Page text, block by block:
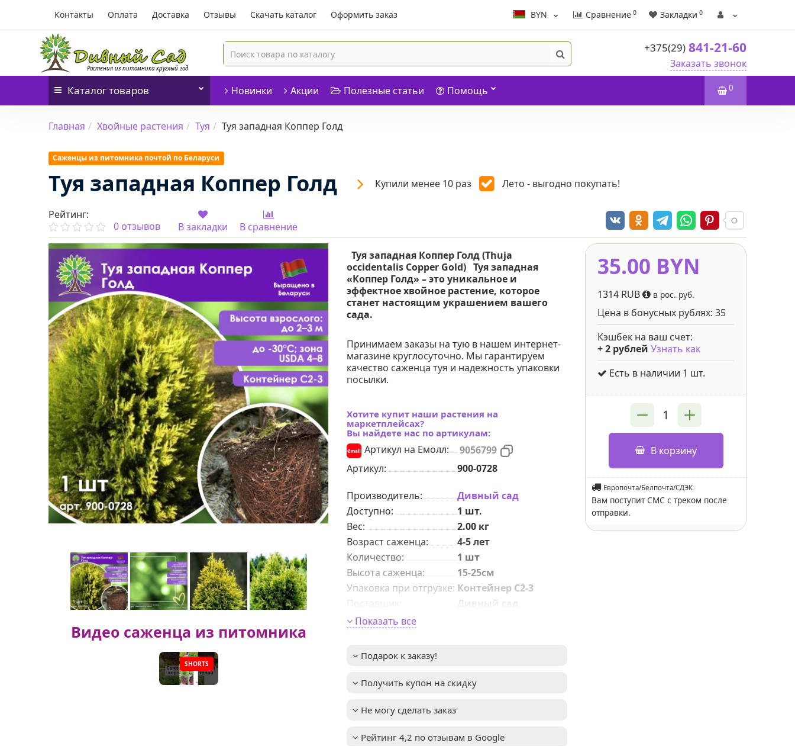
Контакты Оплата Доставка Отзывы Скачать каталог Оформить заказ BYN Сравнение 0 Закладки 0
+375(29)841-21-60
Заказать звонок
Каталогтоваров Новинки Акции Полезные статьи Помощь 0
Главная Хвойные растения Туя Туя западная Коппер Голд
Саженцы из питомника почтой по Беларуси
Туя западная Коппер Голд Купили менее 10 раз Лето - выгодно покупать!
Рейтинг:
0 отзывов
В закладки В сравнение
Видео саженца из питомника
SHORTS
Туя западная Коппер Голд (Thuja
occidentalis Copper Gold) Туя западная
«Коппер Голд» – это уникальное и
эффектное хвойное растение, которое
станет настоящим украшением вашего
сада.
Принимаем заказы на тую в нашем интернет-
магазине круглосуточно. Мы гарантируем
качество саженца туя и надежность упаковки
посылки.
Хотите купит наши растения на
маркетплейсах?
Вы найдете нас по артикулам:
Артикул на Емолл:
9056799
Артикул:
900-0728
Производитель:
Дивный сад
Доступно:
1 шт.
Вес:
2.00кг
Возраст саженца:
4-5 лет
Количeствo:
1 шт
Высота саженца:
15-25см
Упаковка при отгрузке: Контейнер С2-3
Поставщик
Дивный сад
Форма хвои:
Зимостойкость:
Важное описание: регулярный полив
в первые годы
влаги
Показать все
Подарок к заказу!
Получить купон на скидку
Не могу сделать заказ
Рейтинг 4,2 по отзывам в Google
35.00 BYN
1314 RUB в рос. руб.
Цена в бонусных рублях:35
Кэшбек на ваш счет:
+2 рублей Узнать как
Есть в наличии 1 шт.
В корзину
Европочта/Белпочта/СДЭК
Вам поступит СМС с треком после
отправки.